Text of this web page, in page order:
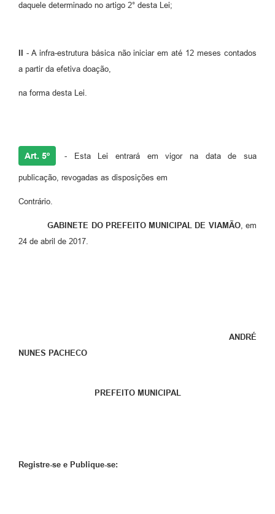
daquele determinado no artigo 2° desta Lei;
- A infra-estrutura básica não iniciar em até 12 meses contados
a partir da efetiva doação,
na forma desta Lei.
Art. 5º - Esta Lei entrará em vigor na data de sua
publicação, revogadas as disposições em
Contrário.
GABINETE DO PREFEITO MUNICIPAL DE VIAMÃO, em
24 de abril de 2017.
ANDRÉ
NUNES PACHECO
PREFEITO MUNICIPAL
Registre-se e Publique-se: